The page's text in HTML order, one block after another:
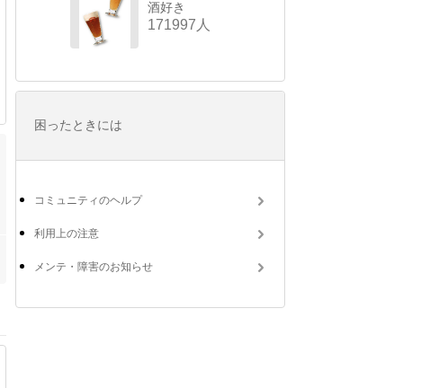
酒好き
171997人
困ったときには
コミュニティのヘルプ
利用上の注意
メンテ・障害のお知らせ